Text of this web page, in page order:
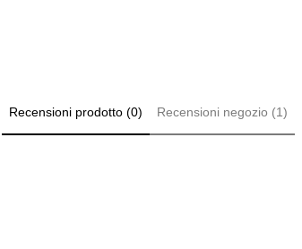
Recensioni prodotto (0) Recensioni negozio (1)